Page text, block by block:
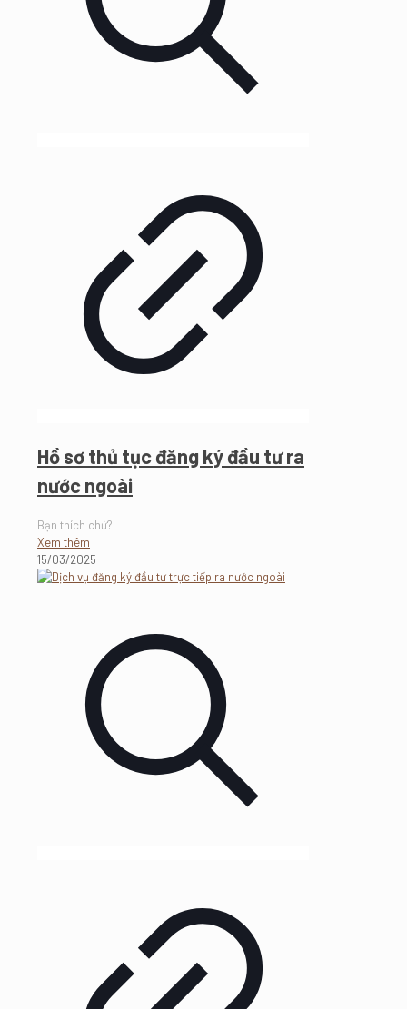
Hồ sơ thủ tục đăng ký đầu tư ra
nước ngoài
Bạn thích chứ?
Xem thêm
15/03/2025